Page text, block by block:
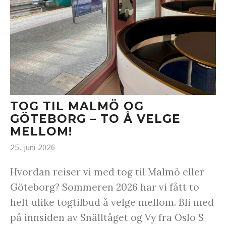
TOG TIL MALMÖ OG
GÖTEBORG – TO Å VELGE
MELLOM!
25. juni 2026
Hvordan reiser vi med tog til Malmö eller
Göteborg? Sommeren 2026 har vi fått to
helt ulike togtilbud å velge mellom. Bli med
på innsiden av Snälltåget og Vy fra Oslo S